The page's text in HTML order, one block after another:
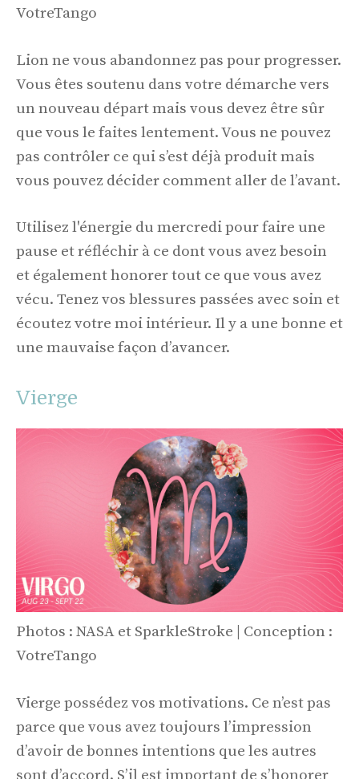
VotreTango
Lion ne vous abandonnez pas pour progresser.
Vous êtes soutenu dans votre démarche vers
un nouveau départ mais vous devez être sûr
que vous le faites lentement. Vous ne pouvez
pas contrôler ce qui s’est déjà produit mais
vous pouvez décider comment aller de l’avant.
Utilisez l'énergie du mercredi pour faire une
pause et réfléchir à ce dont vous avez besoin
et également honorer tout ce que vous avez
vécu. Tenez vos blessures passées avec soin et
écoutez votre moi intérieur. Il y a une bonne et
une mauvaise façon d’avancer.
Vierge
Photos : NASA et SparkleStroke | Conception :
VotreTango
Vierge possédez vos motivations. Ce n’est pas
parce que vous avez toujours l’impression
d’avoir de bonnes intentions que les autres
sont d’accord. S’il est important de s’honorer